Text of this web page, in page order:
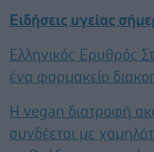
Ειδήσεις υγείας
Ελληνικός Ερυθρός
ένα φαρμακείο
Η vegan διατροφή
συνδέεται με